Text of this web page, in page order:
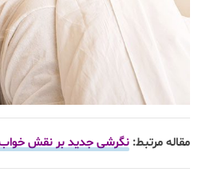
مقاله مرتبط: نگرشی جدید بر نقش